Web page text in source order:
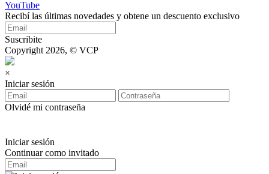
YouTube
Recibí las últimas novedades y obtene un descuento exclusivo
Suscribite
Copyright 2026, © VCP
×
Iniciar sesión
Olvidé mi contraseña
Iniciar sesión
Continuar como invitado